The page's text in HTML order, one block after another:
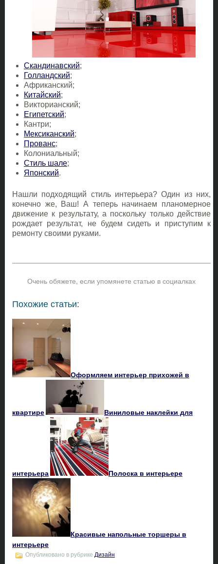
Скандинавский;
Голландский;
Африканский;
Китайский;
Викторианский;
Египетский;
Кантри;
Мексиканский;
Прованс;
Колониальный;
Стиль шале;
Японский.
Нашли подходящий стиль интерьера? Один из них,
конечно же, Ваш! А теперь начинаем планомерное
движение к результату, а поскольку только действие
рождает результат, не будем сидеть и приступим к
ремонту своими руками.
Очень обяжете, если упомянете статью в социалках
Похожие статьи:
Оформляем интерьер прихожей в
квартире Виниловые наклейки для
интерьера Полоска в интерьере
Красивые напольные торшеры в
интерьере
Опубликовано в рубрике Дизайн